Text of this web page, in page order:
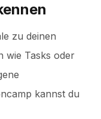
zu deinen
wie Tasks oder
kannst du